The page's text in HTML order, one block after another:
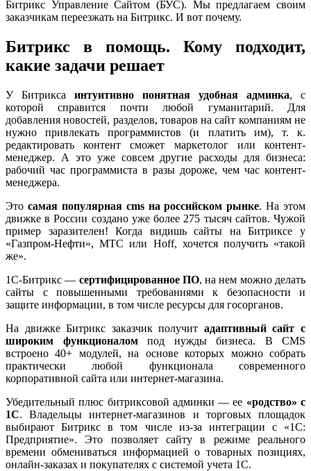
Битрикс Управление Сайтом (БУС). Мы предлагаем своим
заказчикам переезжать на Битрикс. И вот почему.
Битрикс в помощь. Кому подходит,
какие задачи решает
У Битрикса интуитивно понятная удобная админка, с
которой справится почти любой гуманитарий. Для
добавления новостей, разделов, товаров на сайт компаниям не
нужно привлекать программистов (и платить им), т. к.
редактировать контент сможет маркетолог или контент-
менеджер. А это уже совсем другие расходы для бизнеса:
рабочий час программиста в разы дороже, чем час контент-
менеджера.
Это самая популярная cms на российском рынке. На этом
движке в России создано уже более 275 тысяч сайтов. Чужой
пример заразителен! Когда видишь сайты на Битриксе у
«Газпром-Нефти», МТС или Hoff, хочется получить «такой
же».
1С-Битрикс — сертифицированное ПО, на нем можно делать
сайты с повышенными требованиями к безопасности и
защите информации, в том числе ресурсы для госорганов.
На движке Битрикс заказчик получит адаптивный сайт с
широким функционаломпод нужды бизнеса. В CMS
встроено 40+ модулей, на основе которых можно собрать
практически любой функционала современного
корпоративной сайта или интернет-магазина.
Убедительный плюс битриксовой админки — ее «родство» с
1С. Владельцы интернет-магазинов и торговых площадок
выбирают Битрикс в том числе из-за интеграции с «1С:
Предприятие». Это позволяет сайту в режиме реального
времени обмениваться информацией о товарных позициях,
онлайн-заказах и покупателях с системой учета 1С.